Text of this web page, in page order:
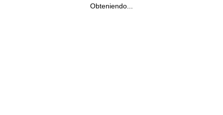
Obteniendo...